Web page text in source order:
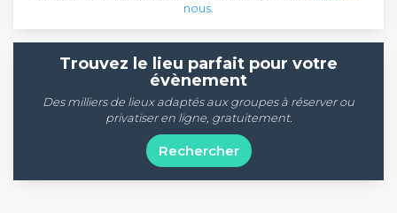
nous
Trouvez le lieu parfait pour votre
évènement
Des milliers de lieux adaptés aux groupes à réserver ou
privatiser en ligne, gratuitement.
Rechercher